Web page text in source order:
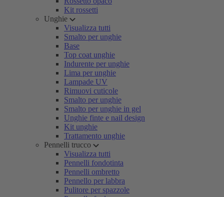
Kit rossetti
Unghie
Visualizza tutti
Smalto per unghie
Base
Top coat unghie
Indurente per unghie
Lima per unghie
Lampade UV
Rimuovi cuticole
Smalto per unghie
Smalto per unghie in gel
Unghie finte e nail design
Kit unghie
Trattamento unghie
Pennelli trucco
Visualizza tutti
Pennelli fondotinta
Pennelli ombretto
Pennello per labbra
Pulitore per spazzole